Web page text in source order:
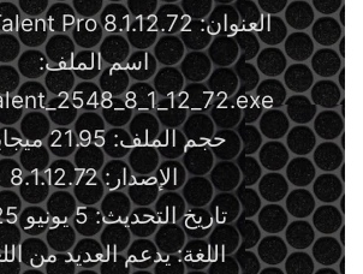
العنوان: Driver Talent Pro 8.1.12.72
اسم الملف:
حجم الملف: 21.95 ميجابايت
الإصدار: 8.1.12.72
تاريخ التحديث: 5 يونيو 2025
اللغة: يدعم العديد من